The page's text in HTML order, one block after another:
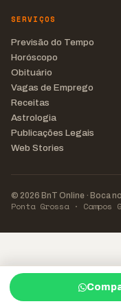
SERVIÇOS
Previsão do Tempo
Horóscopo
Obituário
Vagas de Emprego
Receitas
Astrologia
Publicações Legais
Web Stories
© 2026 BnT Online · Boca
Ponta Grossa · Campos